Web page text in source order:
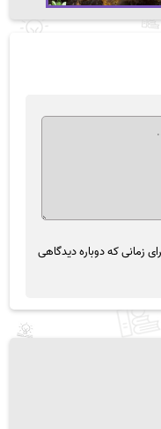
زمانی که دوباره دیدگاهی